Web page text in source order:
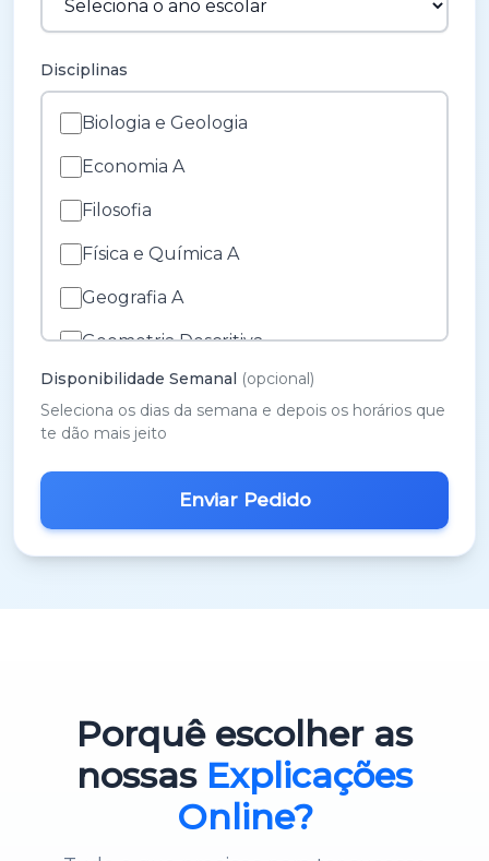
Disciplinas
Biologia e Geologia
Economia A
Filosofia
Física e Química A
Geografia A
Geometria Descritiva
História A
História e Cultura das Artes
Inglês
Matemática 3º Ciclo
Português 3º Ciclo
Disponibilidade Semanal (opcional)
Seleciona os dias da semana e depois os horários que
te dão mais jeito
Porquê escolher as
nossas Explicações
Online?